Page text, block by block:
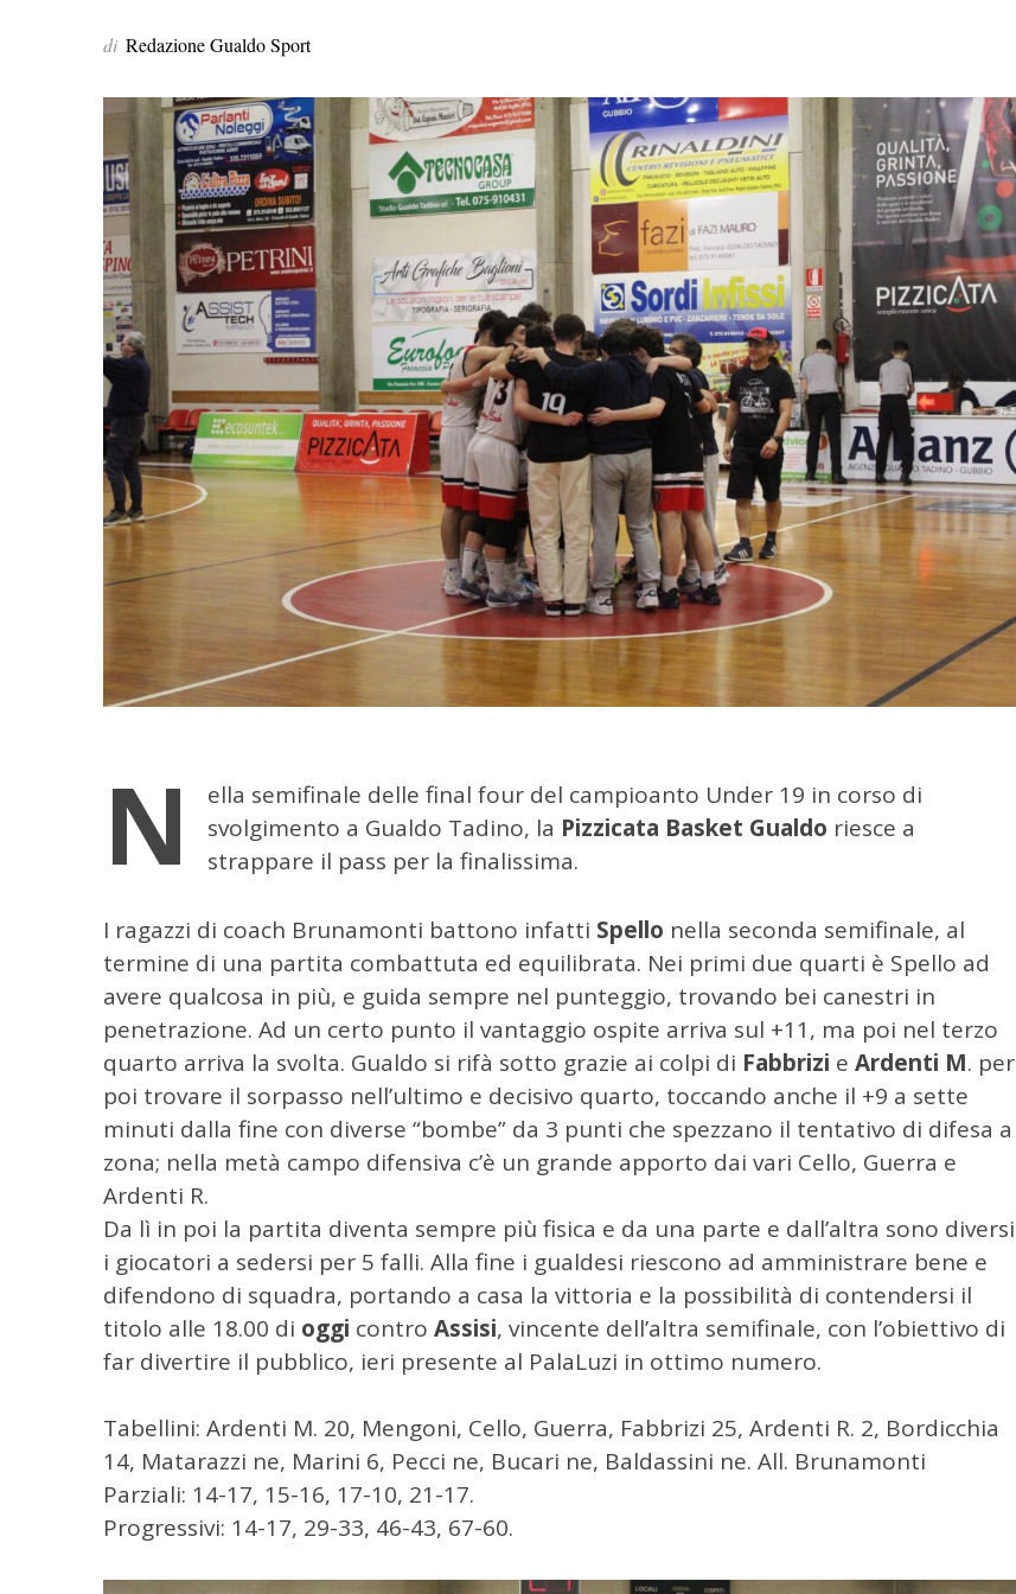
di Redazione Gualdo Sport
N
ella semifinale delle final four del campioanto Under 19 in corso di
svolgimento a Gualdo Tadino, la Pizzicata Basket Gualdo riesce a
strappare il pass per la finalissima.
I ragazzi di coach Brunamonti battono infatti Spello nella seconda semifinale, al
termine di una partita combattuta ed equilibrata. Nei primi due quarti è Spello ad
avere qualcosa in più, e guida sempre nel punteggio, trovando bei canestri in
penetrazione. Ad un certo punto il vantaggio ospite arriva sul +11, ma poi nel terzo
quarto arriva la svolta. Gualdo si rifà sotto grazie ai colpi di Fabbrizi e Ardenti M. per
poi trovare il sorpasso nell’ultimo e decisivo quarto, toccando anche il +9 a sette
minuti dalla fine con diverse “bombe” da 3 punti che spezzano il tentativo di difesa a
zona; nella metà campo difensiva c’è un grande apporto dai vari Cello, Guerra e
Ardenti R.
Da lì in poi la partita diventa sempre più fisica e da una parte e dall’altra sono diversi
i giocatori a sedersi per 5 falli. Alla fine i gualdesi riescono ad amministrare bene e
difendono di squadra, portando a casa la vittoria e la possibilità di contendersi il
titolo alle 18.00 di oggi contro Assisi, vincente dell’altra semifinale, con l’obiettivo di
far divertire il pubblico, ieri presente al PalaLuzi in ottimo numero.
Tabellini: Ardenti M. 20, Mengoni, Cello, Guerra, Fabbrizi 25, Ardenti R. 2, Bordicchia
14, Matarazzi ne, Marini 6, Pecci ne, Bucari ne, Baldassini ne. All. Brunamonti
Parziali: 14-17, 15-16, 17-10, 21-17.
Progressivi: 14-17, 29-33, 46-43, 67-60.
C
e
r
p
e
r